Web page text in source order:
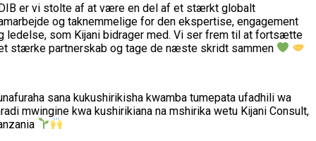
er vi stolte af at være en del af et stærkt globalt
og taknemmelige for den ekspertise, engagement
ledelse, som Kijani bidrager med. Vi ser frem til at fortsætte
stærke partnerskab og tage de næste skridt sammen
sana kukushirikisha kwamba tumepata ufadhili wa
mwingine kwa kushirikiana na mshirika wetu Kijani Consult,